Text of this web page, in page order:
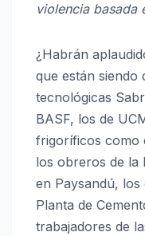
violencia basada
¿Habrán
que están siendo
tecnológicas
BASF, los de
frigoríficos como
los obreros de la
en Paysandú,
Planta de
trabajadores de